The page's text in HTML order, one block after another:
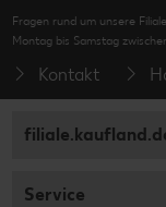
Fragen rund um unsere
Montag bis Samstag
Kontakt
Service